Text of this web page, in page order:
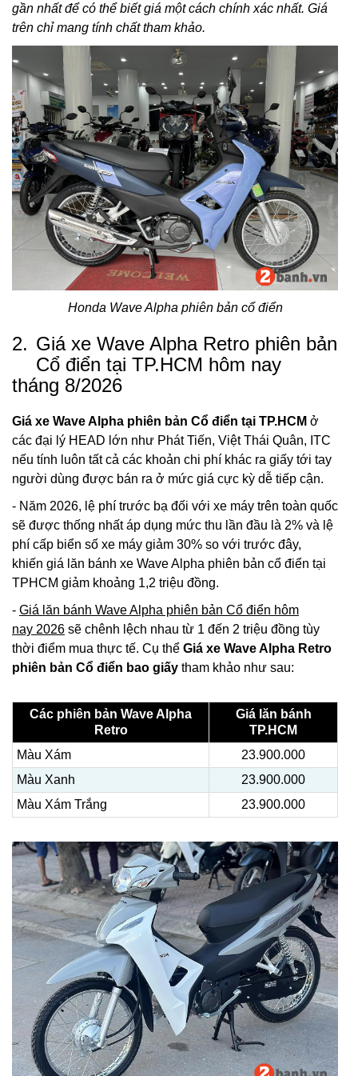
gần nhất để có thể biết giá một cách chính xác nhất. Giá
trên chỉ mang tính chất tham khảo.
Honda Wave Alpha phiên bản cổ điển
2. Giá xe Wave Alpha Retro phiên bản
Cổ điển tại TP.HCM hôm nay
tháng 8/2026
Giá xe Wave Alpha phiên bản Cổ điển tại TP.HCM ở
các đại lý HEAD lớn như Phát Tiến, Việt Thái Quân, ITC
nếu tính luôn tất cả các khoản chi phí khác ra giấy tới tay
người dùng được bán ra ở mức giá cực kỳ dễ tiếp cận.
- Năm 2026, lệ phí trước bạ đối với xe máy trên toàn quốc
sẽ được thống nhất áp dụng mức thu lần đầu là 2% và lệ
phí cấp biển số xe máy giảm 30% so với trước đây,
khiến giá lăn bánh xe Wave Alpha phiên bản cổ điển tại
TPHCM giảm khoảng 1,2 triệu đồng.
- Giá lăn bánh Wave Alpha phiên bản Cổ điển hôm
nay 2026 sẽ chênh lệch nhau từ 1 đến 2 triệu đồng tùy
thời điểm mua thực tế. Cụ thể Giá xe Wave Alpha Retro
phiên bản Cổ điển bao giấy tham khảo như sau:
Các phiên bản Wave Alpha
Retro
Giá lăn bánh
TP.HCM
Màu Xám
23.900.000
Màu Xanh
23.900.000
Màu Xám Trắng
23.900.000